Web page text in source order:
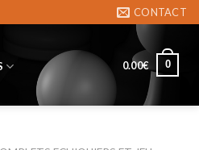
CONTACT
0.00€ 0